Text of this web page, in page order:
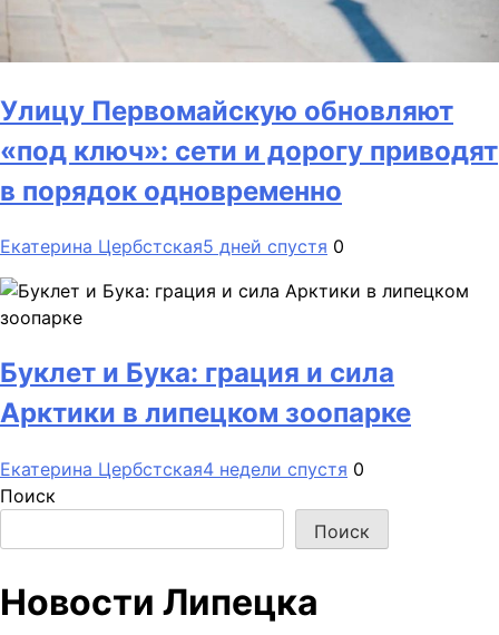
Улицу Первомайскую обновляют
«под ключ»: сети и дорогу приводят
в порядок одновременно
Екатерина Цербстская5 дней спустя 0
Буклет и Бука: грация и сила
Арктики в липецком зоопарке
Екатерина Цербстская4 недели спустя 0
Поиск
Поиск
Новости Липецка